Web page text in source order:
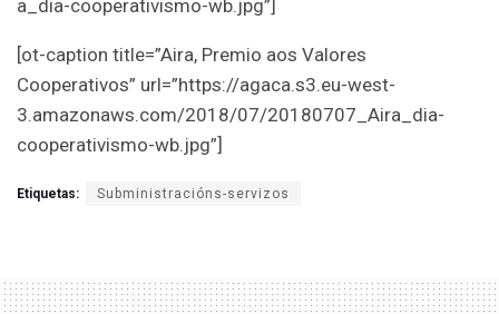
a_dia-cooperativismo-wb.jpg”]
[ot-caption title=”Aira, Premio aos Valores
Cooperativos” url=”https://agaca.s3.eu-west-
3.amazonaws.com/2018/07/20180707_Aira_dia-
cooperativismo-wb.jpg”]
Etiquetas: Subministracións-servizos